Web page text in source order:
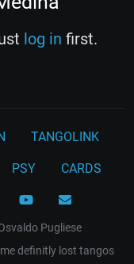
log in first.
TANGOLINK
PSY CARDS
Pugliese
definitly lost tangos